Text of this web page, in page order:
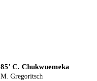
85' C. Chukwuemeka
M. Gregoritsch